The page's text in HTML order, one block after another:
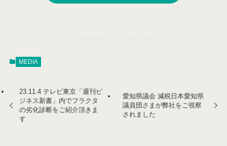
MEDIA
23.11.4 テレビ東京「週刊ビ
ジネス新書」内でフラクタ
の劣化診断をご紹介頂きま
す
愛知県議会 減税日本愛知県
議員団さまが弊社をご視察
されました